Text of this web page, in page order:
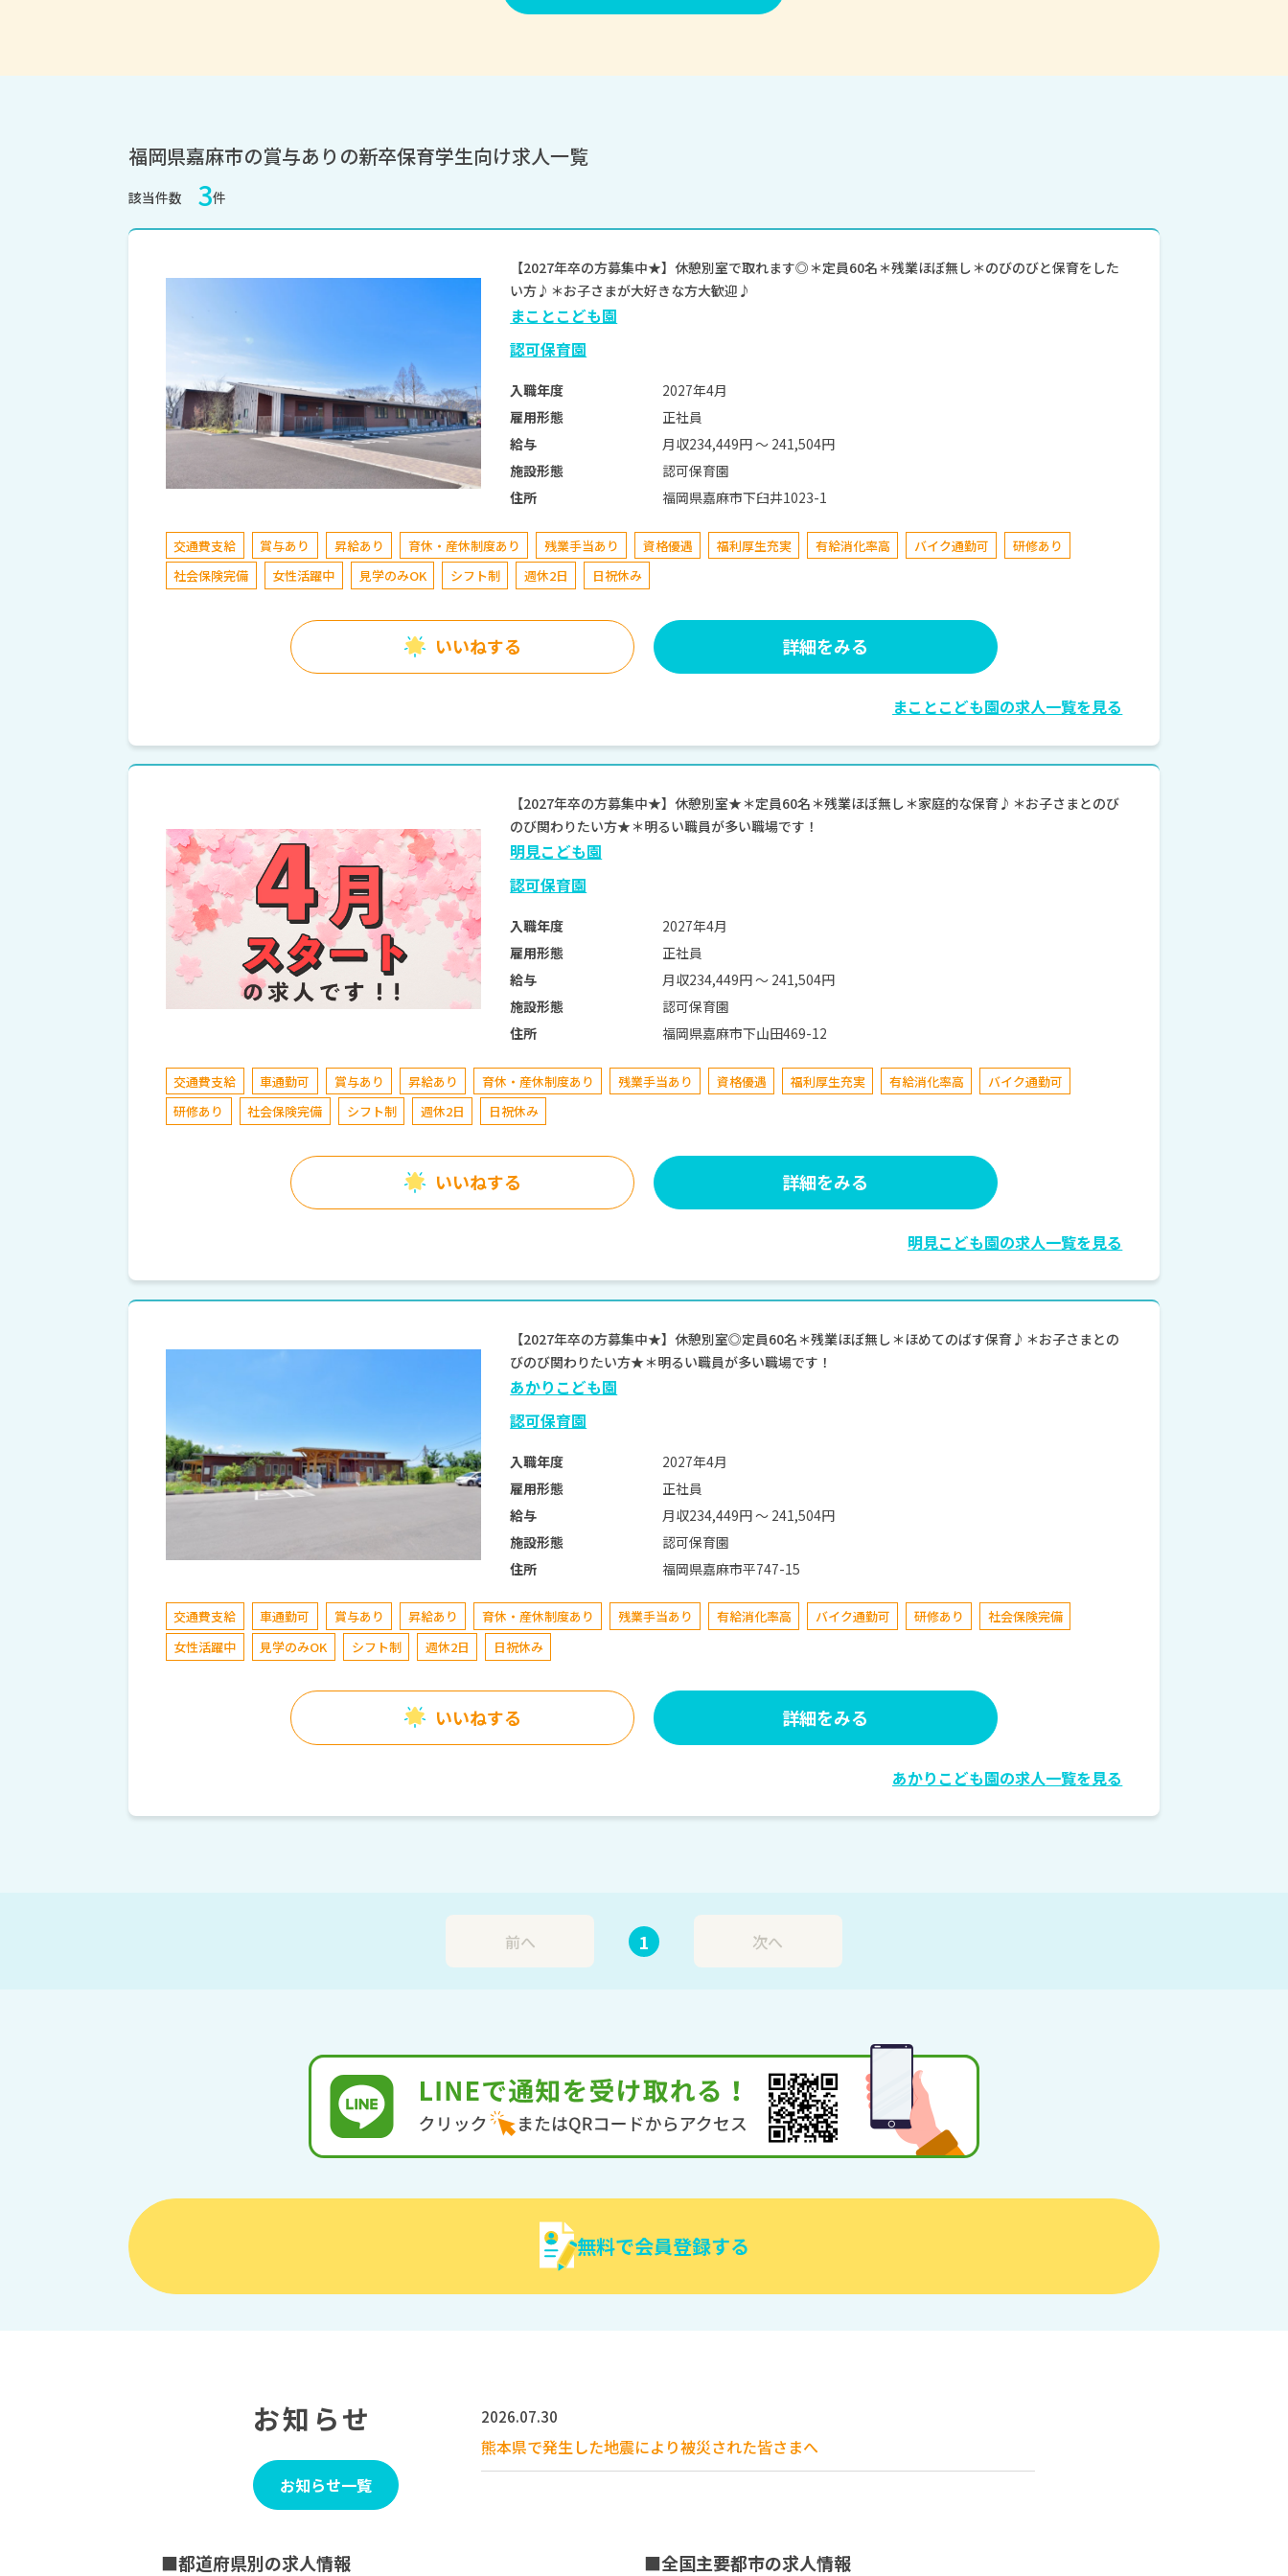
福岡県嘉麻市の賞与ありの新卒保育学生向け求人一覧
該当件数 3件
【2027年卒の方募集中★】休憩別室で取れます◎＊定員60名＊残業ほぼ無し＊のびのびと保育をした
い方♪＊お子さまが大好きな方大歓迎♪
まことこども園
認可保育園
入職年度
2027年4月
雇用形態
正社員
給与
月収234,449円 〜 241,504円
施設形態
認可保育園
住所
福岡県嘉麻市下臼井1023-1
交通費支給 賞与あり 昇給あり 育休・産休制度あり 残業手当あり 資格優遇 福利厚生充実 有給消化率高 バイク通勤可
研修あり
社会保険完備
女性活躍中 見学のみOK シフト制 週休2日 日祝休み
いいねする 詳細をみる
まことこども園の求人一覧を見る
【2027年卒の方募集中★】休憩別室★＊定員60名＊残業ほぼ無し＊家庭的な保育♪＊お子さまとのび
のび関わりたい方★＊明るい職員が多い職場です！
明見こども園
認可保育園
入職年度
2027年4月
雇用形態
正社員
給与
月収234,449円 〜 241,504円
施設形態
認可保育園
住所
福岡県嘉麻市下山田469-12
交通費支給 車通勤可 賞与あり 昇給あり 育休・産休制度あり 残業手当あり 資格優遇 福利厚生充実 有給消化率高
バイク通勤可
研修あり
社会保険完備 シフト制 週休2日 日祝休み
いいねする 詳細をみる
明見こども園の求人一覧を見る
【2027年卒の方募集中★】休憩別室◎定員60名＊残業ほぼ無し＊ほめてのばす保育♪＊お子さまとの
びのび関わりたい方★＊明るい職員が多い職場です！
あかりこども園
認可保育園
入職年度
2027年4月
雇用形態
正社員
給与
月収234,449円 〜 241,504円
施設形態
認可保育園
住所
福岡県嘉麻市平747-15
交通費支給 車通勤可 賞与あり 昇給あり 育休・産休制度あり 残業手当あり 有給消化率高 バイク通勤可 研修あり
社会保険完備
女性活躍中
見学のみOK シフト制 週休2日 日祝休み
いいねする 詳細をみる
あかりこども園の求人一覧を見る
前へ 1 次へ
無料で会員登録する
お知らせ
お知らせ一覧
2026.07.30
熊本県で発生した地震により被災された皆さまへ
■都道府県別の求人情報 ■全国主要都市の求人情報